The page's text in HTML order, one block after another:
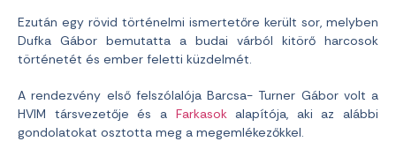
Ezután egy rövid történelmi ismertetőre került sor, melyben
Dufka Gábor bemutatta a budai várból kitörő harcosok
történetét és ember feletti küzdelmét.
A rendezvény első felszólalója Barcsa- Turner Gábor volt a
HVIM társvezetője és a Farkasokalapítója, aki az alábbi
gondolatokat osztotta meg a megemlékezőkkel.